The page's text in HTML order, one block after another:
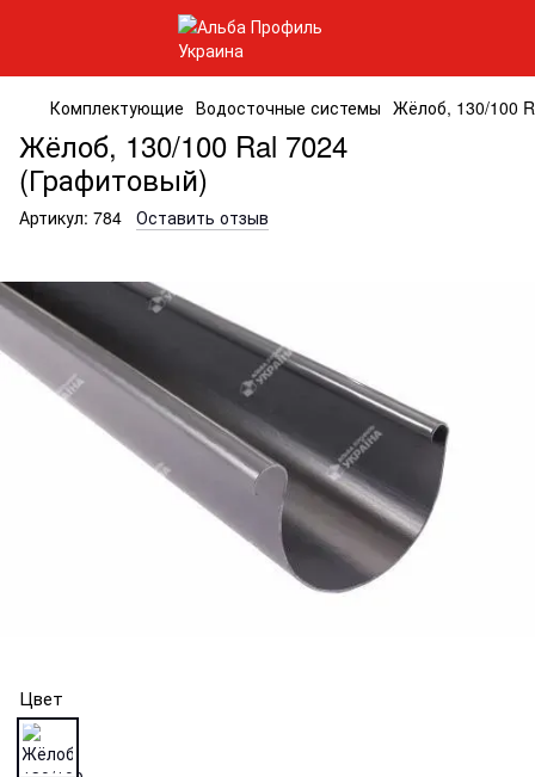
Комплектующие Водосточные системы Жёлоб, 130/100
Жёлоб, 130/100 Ral 7024
(Графитовый)
Артикул: 784 Оставить отзыв
Цвет